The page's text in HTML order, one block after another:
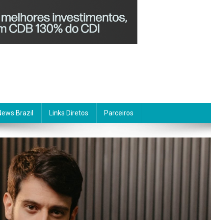
Brazil Links Diretos Parceiros